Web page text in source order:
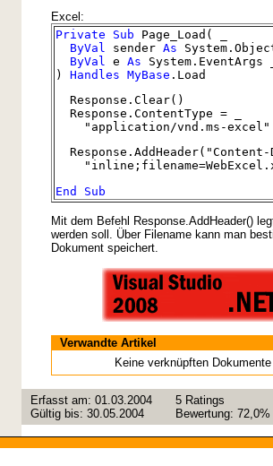
Excel:
Private
Sub Page_Load( _
ByVal
sender As
ByVal
e As System.EventArgs
) Handles MyBase .Load
Response.Clear()
Response.ContentType = _
"application/vnd.ms-excel"
End
Sub
Mit dem Befehl Response.AddHeader()
werden soll. Über Filename kann man
Dokument speichert.
Verwandte Artikel
Keine verknüpften Dokumente
Erfasst am: 01.03.2004
Gültig bis: 30.05.2004
5 Ratings
Bewertung: 72,0%